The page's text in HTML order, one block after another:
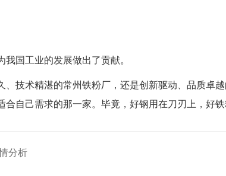
国工业的发展做出了贡献。
技术精湛的常州铁粉厂，还是创新驱动、品质卓
自己需求的那一家。毕竟，好钢用在刀刃上，好铁
分析